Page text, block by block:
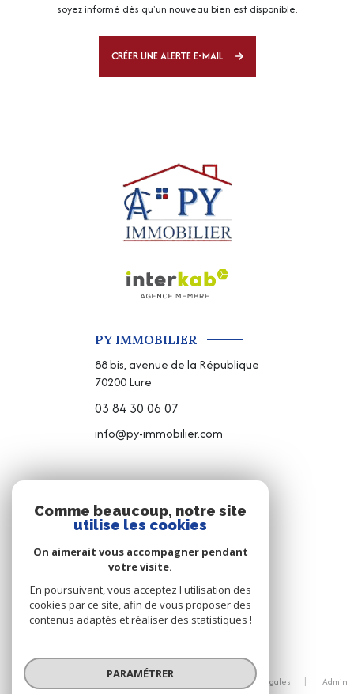
soyez informé dès qu'un nouveau bien est disponible.
CRÉER UNE ALERTE E-MAIL
PY IMMOBILIER
88 bis, avenue de la République
70200Lure
03 84 30 06 07
info@py-immobilier.com
NOUS SUIVRE
© 2026 | Tous droits réservés
Nos partenaires Mentions légales
Admin
Comme beaucoup, notre site
utilise les cookies
On aimerait vous accompagner pendant
votre visite.
En poursuivant, vous acceptez l'utilisation des
cookies par ce site, afin de vous proposer des
contenus adaptés et réaliser des statistiques !
PARAMÉTRER